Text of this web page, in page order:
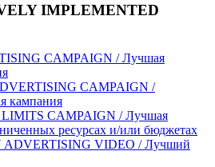
IMPLEMENTED
CAMPAIGN / Лучшая
CAMPAIGN /
кампания
LIMITS CAMPAIGN / Лучшая
ресурсах и/или бюджетах
ADVERTISING VIDEO / Лучший